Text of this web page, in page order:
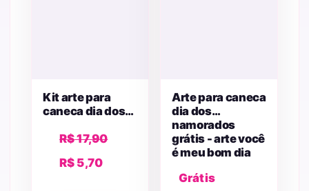
Kit arte para
caneca dia dos
R$17,90
R$ 5,70
Arte para caneca
dia dos
namorados
grátis - arte você
é meu bom dia
Grátis